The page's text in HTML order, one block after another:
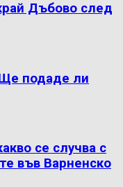
Дъбово след
подаде ли
се случва с
във Варненско